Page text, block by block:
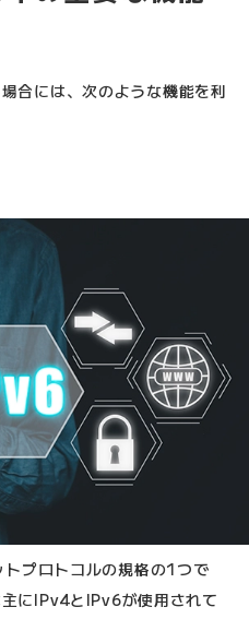
合には、次のような機能を利
プロトコルの規格の1つで
にIPv4とIPv6が使用されて